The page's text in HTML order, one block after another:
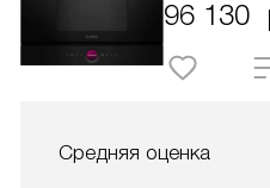
96 130
Средняя оценка